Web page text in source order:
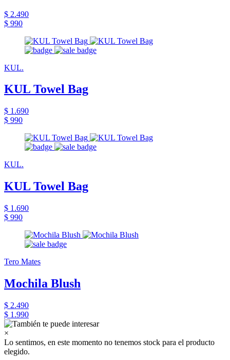
$ 2.490
$ 990
KUL.
KUL Towel Bag
$ 1.690
$ 990
KUL.
KUL Towel Bag
$ 1.690
$ 990
Tero Mates
Mochila Blush
$ 2.490
$ 1.990
×
Lo sentimos, en este momento no tenemos stock para el producto
elegido.